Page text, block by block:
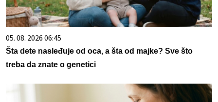
05. 08. 2026 06:45
Šta dete nasleđuje od oca, a šta od majke? Sve što
treba da znate o genetici